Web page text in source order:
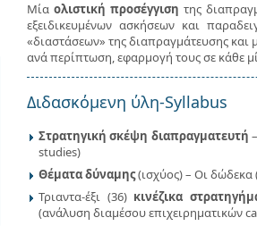
Μίαολιστική προσέγγιση της
εξειδικευμένων ασκήσεων και
«διαστάσεων» της διαπραγμάτευσης και
ανά περίπτωση, εφαρμογή τους σε κάθε
Διδασκόμενη ύλη-Syllabus
Στρατηγική σκέψη διαπραγματευτή
studies)
Θέματα δύναμης(ισχύος) – Οι δώδεκα
Τριαντα-έξι (36) κινέζικα
(ανάλυση διαμέσου επιχειρηματικών